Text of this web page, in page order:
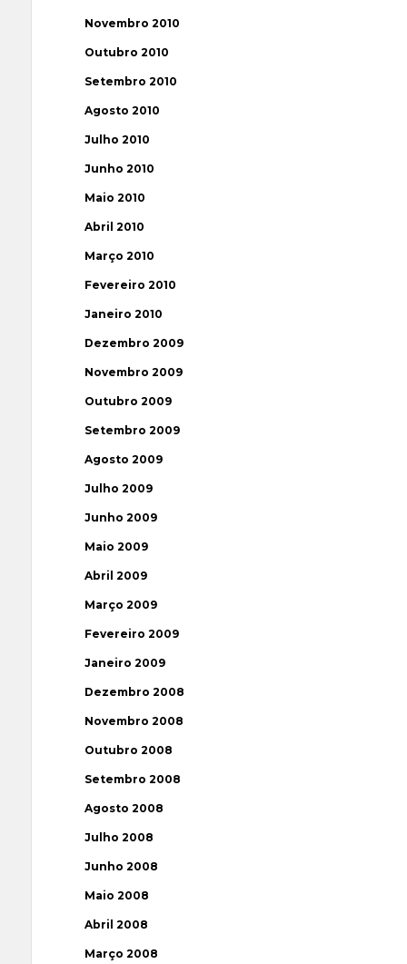
Novembro 2010
Outubro 2010
Setembro 2010
Agosto 2010
Julho 2010
Junho 2010
Maio 2010
Abril 2010
Março 2010
Fevereiro 2010
Janeiro 2010
Dezembro 2009
Novembro 2009
Outubro 2009
Setembro 2009
Agosto 2009
Julho 2009
Junho 2009
Maio 2009
Abril 2009
Março 2009
Fevereiro 2009
Janeiro 2009
Dezembro 2008
Novembro 2008
Outubro 2008
Setembro 2008
Agosto 2008
Julho 2008
Junho 2008
Maio 2008
Abril 2008
Março 2008